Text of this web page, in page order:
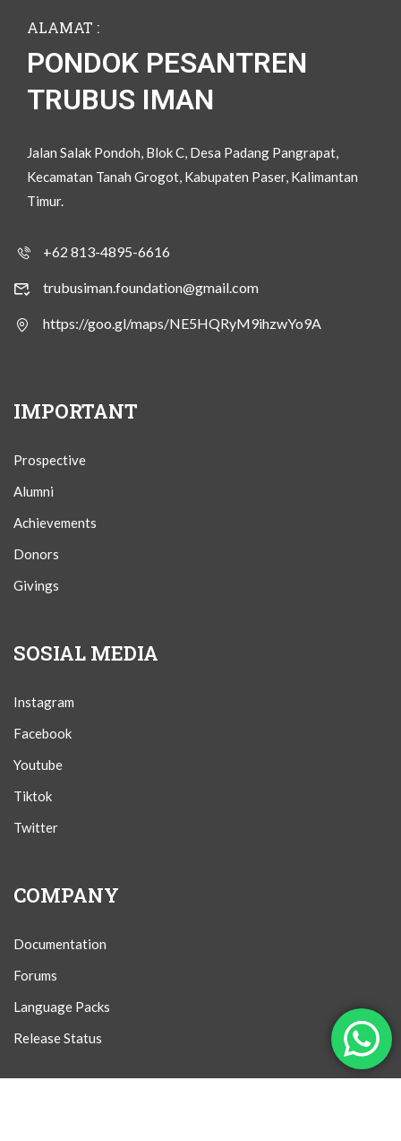
ALAMAT :
PONDOK PESANTREN
TRUBUS IMAN
Jalan Salak Pondoh, Blok C, Desa Padang Pangrapat,
Kecamatan Tanah Grogot, Kabupaten Paser, Kalimantan
Timur.
+62 813-4895-6616
trubusiman.foundation@gmail.com
https://goo.gl/maps/NE5HQRyM9ihzwYo9A
IMPORTANT
Prospective
Alumni
Achievements
Donors
Givings
SOSIAL MEDIA
Instagram
Facebook
Youtube
Tiktok
Twitter
COMPANY
Documentation
Forums
Language Packs
Release Status